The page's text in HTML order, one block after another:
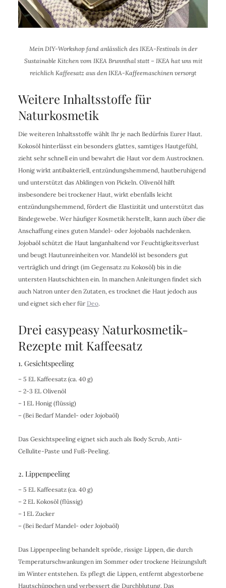
Mein DIY-Workshop fand anlässlich des IKEA-Festivals in der
Sustainable Kitchen vom IKEA Brunnthal statt – IKEA hat uns mit
reichlich Kaffeesatz aus den IKEA-Kaffeemaschinen versorgt
Weitere Inhaltsstoffe für
Naturkosmetik
Die weiteren Inhaltsstoffe wählt Ihr je nach Bedürfnis Eurer Haut.
Kokosöl hinterlässt ein besonders glattes, samtiges Hautgefühl,
zieht sehr schnell ein und bewahrt die Haut vor dem Austrocknen.
Honig wirkt antibakteriell, entzündungshemmend, hautberuhigend
und unterstützt das Abklingen von Pickeln. Olivenöl hilft
insbesondere bei trockener Haut, wirkt ebenfalls leicht
entzündungshemmend, fördert die Elastizität und unterstützt das
Bindegewebe. Wer häufiger Kosmetik herstellt, kann auch über die
Anschaffung eines guten Mandel- oder Jojobaöls nachdenken.
Jojobaöl schützt die Haut langanhaltend vor Feuchtigkeitsverlust
und beugt Hautunreinheiten vor. Mandelöl ist besonders gut
verträglich und dringt (im Gegensatz zu Kokosöl) bis in die
untersten Hautschichten ein. In manchen Anleitungen findet sich
auch Natron unter den Zutaten, es trocknet die Haut jedoch aus
und eignet sich eher für Deo.
Drei easypeasy Naturkosmetik-
Rezepte mit Kaffeesatz
1. Gesichtspeeling
– 5 EL Kaffeesatz (ca. 40 g)
– 2-3 EL Olivenöl
– 1 EL Honig (flüssig)
– (Bei Bedarf Mandel- oder Jojobaöl)
Das Gesichtspeeling eignet sich auch als Body Scrub, Anti-
Cellulite-Paste und Fuß-Peeling.
2. Lippenpeeling
– 5 EL Kaffeesatz (ca. 40 g)
– 2 EL Kokosöl (flüssig)
– 1 EL Zucker
– (Bei Bedarf Mandel- oder Jojobaöl)
Das Lippenpeeling behandelt spröde, rissige Lippen, die durch
Temperaturschwankungen im Sommer oder trockene Heizungsluft
im Winter entstehen. Es pflegt die Lippen, entfernt abgestorbene
Hautschüppchen und verbessert die Durchblutung. Das